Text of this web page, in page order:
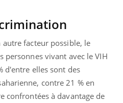
facteur possible, le
vivant avec le VIH
d'entre elles sont des
contre 21 % en
confrontées à davantage de